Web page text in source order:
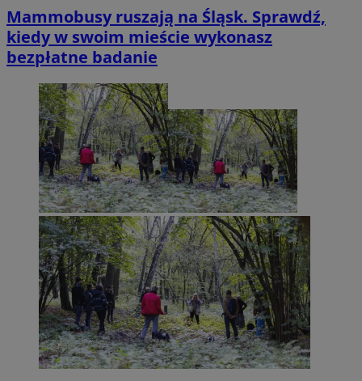
Mammobusy ruszają na Śląsk. Sprawdź,
kiedy w swoim mieście wykonasz
bezpłatne badanie